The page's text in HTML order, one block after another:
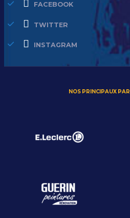
FACEBOOK
TWITTER
INSTAGRAM
NOS PRINCIPAUX